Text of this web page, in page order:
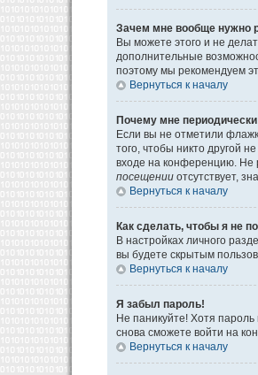
Зачем мне вообще нужно
Вы можете этого и не
дополнительные
поэтому мы рекомендуем
Вернуться к началу
Почему мне
Если вы не отметили
того, чтобы никто другой
входе на конференцию. Не
посещении отсутствует,
Вернуться к началу
Как сделать, чтобы я не
В настройках личного
вы будете скрытым
Вернуться к началу
Я забыл пароль!
Не паникуйте! Хотя
снова сможете войти на
Вернуться к началу